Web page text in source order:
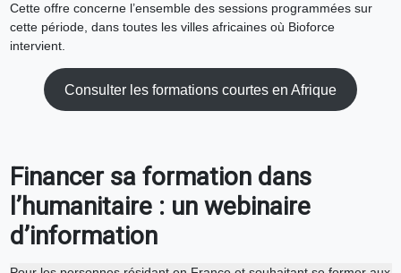
Cette offre concerne l’ensemble des sessions programmées sur
cette période, dans toutes les villes africaines où Bioforce
intervient.
Consulter les formations courtes en Afrique
Financer sa formation dans
l’humanitaire : un webinaire
d’information